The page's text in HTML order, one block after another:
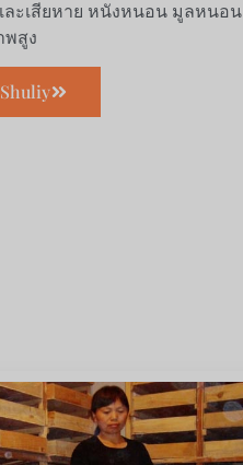
ะเสียหาย หนังหนอน มูลหนอน
พสูง